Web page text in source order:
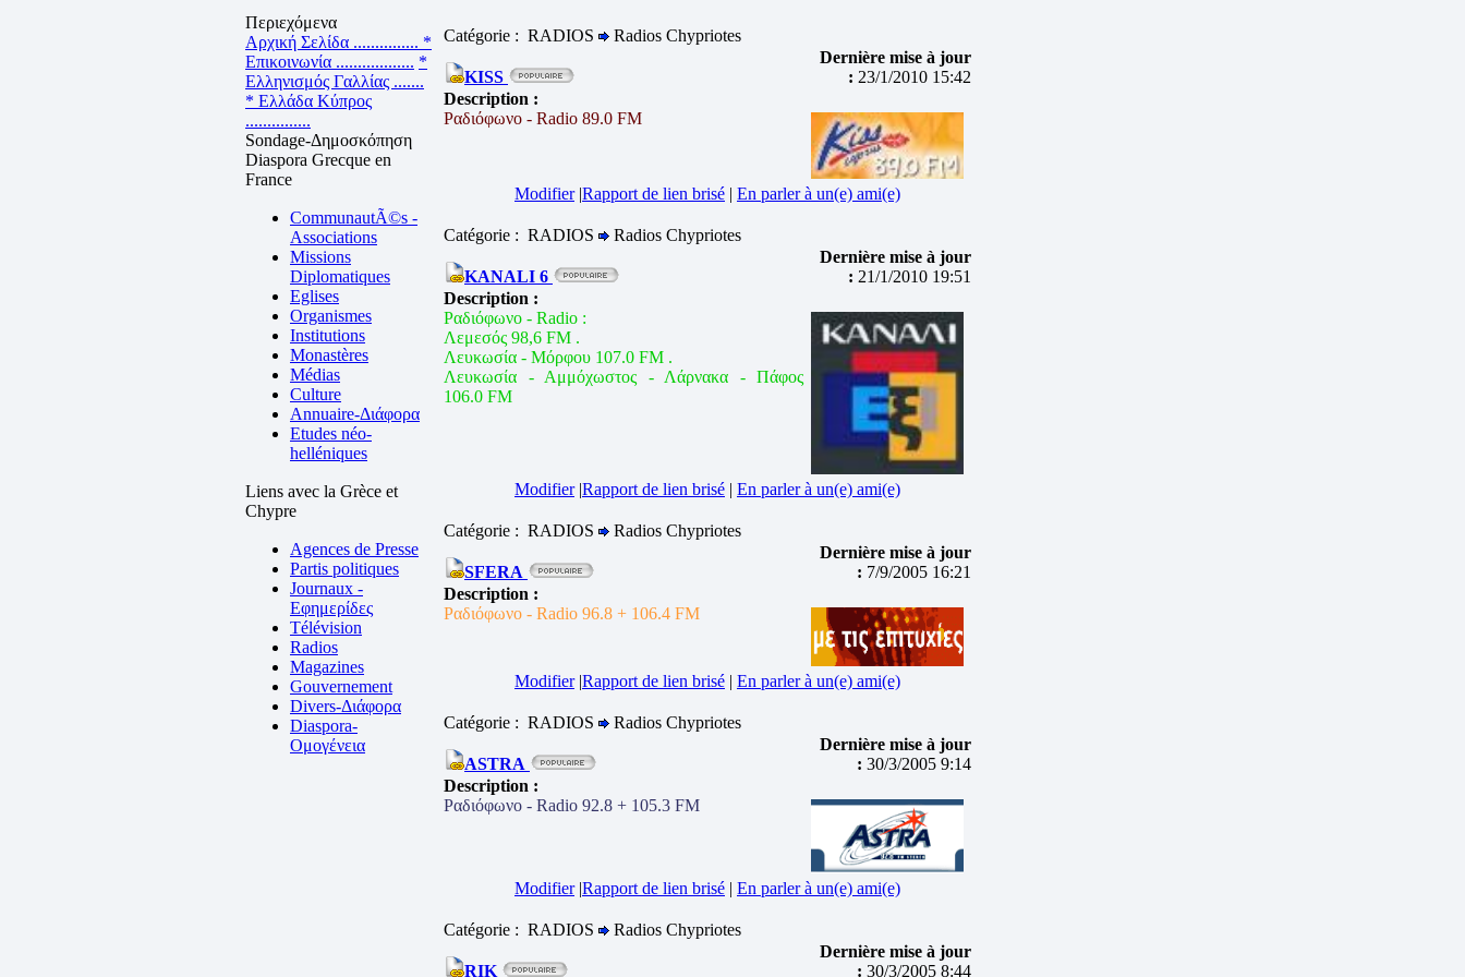
Περιεχόμενα
Αρχική Σελίδα ............... *
Επικοινωνία .................. *
Ελληνισμός Γαλλίας .......
* Ελλάδα Κύπρος
...............
Sondage-Δημοσκόπηση
Diaspora Grecque en
France
CommunautÃ©s -
Associations
Missions
Diplomatiques
Eglises
Organismes
Institutions
Monastères
Médias
Culture
Annuaire-Διάφορα
Etudes néo-
helléniques
Liens avec la Grèce et
Chypre
Agences de Presse
Partis politiques
Journaux -
Εφημερίδες
Télévision
Radios
Magazines
Gouvernement
Divers-Διάφορα
Diaspora-
Ομογένεια
Catégorie : RADIOS Radios Chypriotes
KISS
Dernière mise à jour
: 23/1/2010 15:42
Description :
Ραδιόφωνο - Radio 89.0 FM
Modifier|Rapport de lien brisé | En parler à un(e) ami(e)
Catégorie : RADIOS Radios Chypriotes
KANALI 6
Dernière mise à jour
: 21/1/2010 19:51
Description :
Ραδιόφωνο - Radio :
Λεμεσός 98,6 FM .
Λευκωσία - Μόρφου 107.0 FM .
Λευκωσία - Αμμόχωστος - Λάρνακα - Πάφος
106.0 FM
Modifier|Rapport de lien brisé | En parler à un(e) ami(e)
Catégorie : RADIOS Radios Chypriotes
SFERA
Dernière mise à jour
: 7/9/2005 16:21
Description :
Ραδιόφωνο - Radio 96.8 + 106.4 FM
Modifier|Rapport de lien brisé | En parler à un(e) ami(e)
Catégorie : RADIOS Radios Chypriotes
ASTRA
Dernière mise à jour
: 30/3/2005 9:14
Description :
Ραδιόφωνο - Radio 92.8 + 105.3 FM
Modifier|Rapport de lien brisé | En parler à un(e) ami(e)
Catégorie : RADIOS Radios Chypriotes
RIK
Dernière mise à jour
: 30/3/2005 8:44